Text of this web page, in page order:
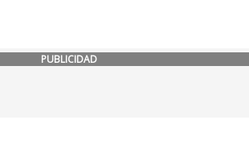
PUBLICIDAD